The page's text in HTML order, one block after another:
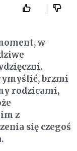
w
brzmi
rodzicami,
z
się czegoś